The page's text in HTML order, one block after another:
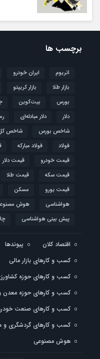
برچسب ها
اتریوم ایران خودرو
بازار طلا
بازار کریپتو
بورس
بیت‌کوین
دلار
دلار مبادله‌ای
شاخص بورس
شاخص
فولاد
فولاد مبارکه
قیمت خودرو
قیمت دلار
قیمت سکه
قیمت طلا
قیمت یورو
مسکن
هواشناسی
هوش
پیش بینی هواشناسی
اقتصاد کلان پیوندها
کسب و کارهای بازار مالی
کسب و کارهای حوزه
کسب و کارهای حوزه معدن
کسب و کارهای صنعت
کسب و کارهای گردشگری و
هوش مصنوعی